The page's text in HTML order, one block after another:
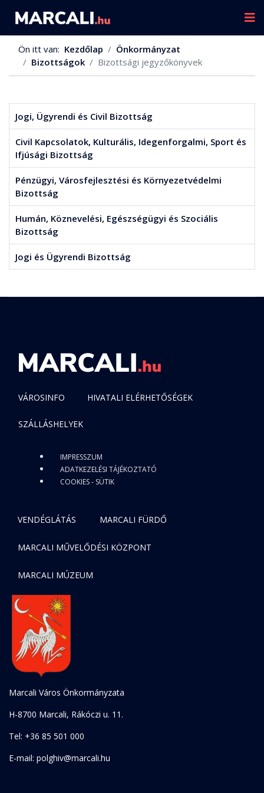
Ön itt van: Kezdőlap
Önkormányzat
Bizottságok
Bizottsági jegyzőkönyvek
Jogi, Ügyrendi és Civil Bizottság
Civil Kapcsolatok, Kulturális, Idegenforgalmi, Sport és
Ifjúsági Bizottság
Pénzügyi, Városfejlesztési és Környezetvédelmi
Bizottság
Humán, Köznevelési, Egészségügyi és Szociális
Bizottság
Jogi és Ügyrendi Bizottság
VÁROSINFO HIVATALI ELÉRHETŐSÉGEK
SZÁLLÁSHELYEK
IMPRESSZUM
ADATKEZELÉSI TÁJÉKOZTATÓ
COOKIES - SÜTIK
VENDÉGLÁTÁS MARCALI FÜRDŐ
MARCALI MŰVELŐDÉSI KÖZPONT
MARCALI MÚZEUM
Marcali Város Önkormányzata
H-8700 Marcali, Rákóczi u. 11.
Tel: +36 85 501 000
E-mail: polghiv@marcali.hu